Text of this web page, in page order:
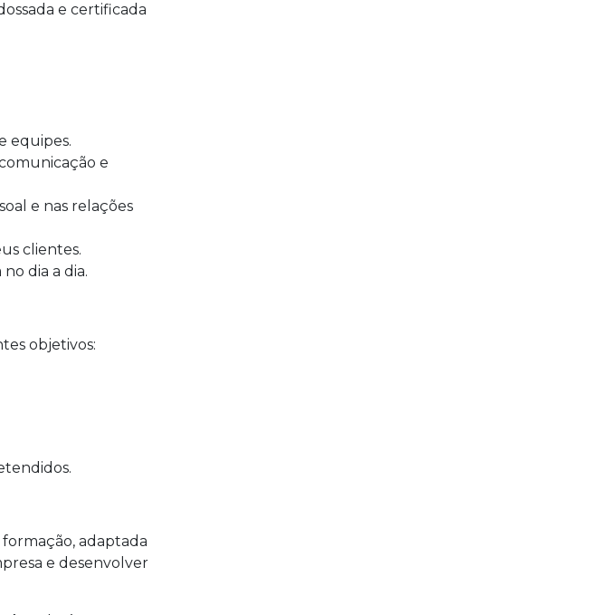
e certificada
equipes.
e
e nas relações
clientes.
dia a dia.
objetivos:
formação, adaptada
e desenvolver